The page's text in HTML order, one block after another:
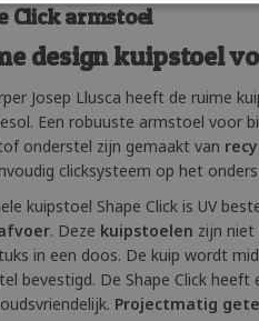
Click armstoel
design kuipstoel
Josep Llusca heeft de ruime
Een robuuste armstoel voor
onderstel zijn gemaakt van
clicksysteem op het
kuipstoel Shape Click is UV
. Deze kuipstoelen zijn
in een doos. De kuip wordt
bevestigd. De Shape Click
Projectmatig